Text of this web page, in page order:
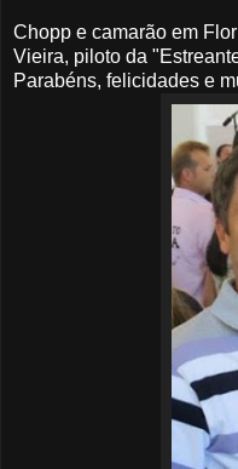
Chopp e camarão em
Vieira, piloto da
Parabéns, felicidades e